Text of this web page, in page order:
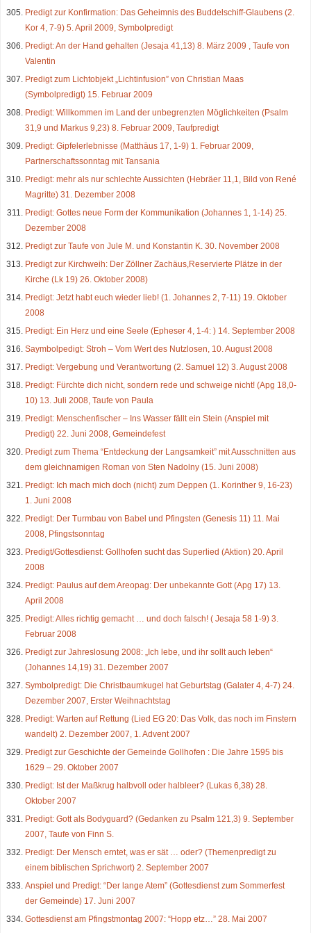
Predigt zur Konfirmation: Das Geheimnis des Buddelschiff-Glaubens (2.
Kor 4, 7-9) 5. April 2009, Symbolpredigt
Predigt: An der Hand gehalten (Jesaja 41,13) 8. März 2009 , Taufe von
Valentin
Predigt zum Lichtobjekt „Lichtinfusion” von Christian Maas
(Symbolpredigt) 15. Februar 2009
Predigt: Willkommen im Land der unbegrenzten Möglichkeiten (Psalm
31,9 und Markus 9,23) 8. Februar 2009, Taufpredigt
Predigt: Gipfelerlebnisse (Matthäus 17, 1-9) 1. Februar 2009,
Partnerschaftssonntag mit Tansania
Predigt: mehr als nur schlechte Aussichten (Hebräer 11,1, Bild von René
Magritte) 31. Dezember 2008
Predigt: Gottes neue Form der Kommunikation (Johannes 1, 1-14) 25.
Dezember 2008
Predigt zur Taufe von Jule M. und Konstantin K. 30. November 2008
Predigt zur Kirchweih: Der Zöllner Zachäus,Reservierte Plätze in der
Kirche (Lk 19) 26. Oktober 2008)
Predigt: Jetzt habt euch wieder lieb! (1. Johannes 2, 7-11) 19. Oktober
2008
Predigt: Ein Herz und eine Seele (Epheser 4, 1-4: ) 14. September 2008
Saymbolpedigt: Stroh – Vom Wert des Nutzlosen, 10. August 2008
Predigt: Vergebung und Verantwortung (2. Samuel 12) 3. August 2008
Predigt: Fürchte dich nicht, sondern rede und schweige nicht! (Apg 18,0-
10) 13. Juli 2008, Taufe von Paula
Predigt: Menschenfischer – Ins Wasser fällt ein Stein (Anspiel mit
Predigt) 22. Juni 2008, Gemeindefest
Predigt zum Thema “Entdeckung der Langsamkeit” mit Ausschnitten aus
dem gleichnamigen Roman von Sten Nadolny (15. Juni 2008)
Predigt: Ich mach mich doch (nicht) zum Deppen (1. Korinther 9, 16-23)
1. Juni 2008
Predigt: Der Turmbau von Babel und Pfingsten (Genesis 11) 11. Mai
2008, Pfingstsonntag
Predigt/Gottesdienst: Gollhofen sucht das Superlied (Aktion) 20. April
2008
Predigt: Paulus auf dem Areopag: Der unbekannte Gott (Apg 17) 13.
April 2008
Predigt: Alles richtig gemacht … und doch falsch! ( Jesaja 58 1-9) 3.
Februar 2008
Predigt zur Jahreslosung 2008: „Ich lebe, und ihr sollt auch leben“
(Johannes 14,19) 31. Dezember 2007
Symbolpredigt: Die Christbaumkugel hat Geburtstag (Galater 4, 4-7) 24.
Dezember 2007, Erster Weihnachtstag
Predigt: Warten auf Rettung (Lied EG 20: Das Volk, das noch im Finstern
wandelt) 2. Dezember 2007, 1. Advent 2007
Predigt zur Geschichte der Gemeinde Gollhofen : Die Jahre 1595 bis
1629 – 29. Oktober 2007
Predigt: Ist der Maßkrug halbvoll oder halbleer? (Lukas 6,38) 28.
Oktober 2007
Predigt: Gott als Bodyguard? (Gedanken zu Psalm 121,3) 9. September
2007, Taufe von Finn S.
Predigt: Der Mensch erntet, was er sät … oder? (Themenpredigt zu
einem biblischen Sprichwort) 2. September 2007
Anspiel und Predigt: “Der lange Atem” (Gottesdienst zum Sommerfest
der Gemeinde) 17. Juni 2007
Gottesdienst am Pfingstmontag 2007: “Hopp etz…” 28. Mai 2007